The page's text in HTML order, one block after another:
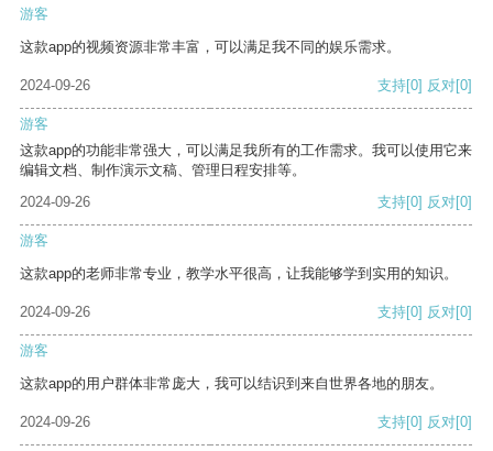
游客
这款app的视频资源非常丰富，可以满足我不同的娱乐需求。
2024-09-26 支持[0] 反对[0]
游客
这款app的功能非常强大，可以满足我所有的工作需求。我可以使用它来
编辑文档、制作演示文稿、管理日程安排等。
2024-09-26
支持[0] 反对[0]
游客
这款app的老师非常专业，教学水平很高，让我能够学到实用的知识。
2024-09-26 支持[0] 反对[0]
游客
这款app的用户群体非常庞大，我可以结识到来自世界各地的朋友。
2024-09-26 支持[0] 反对[0]